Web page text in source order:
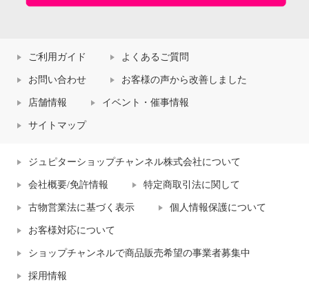
ご利用ガイド よくあるご質問
お問い合わせ お客様の声から改善しました
店舗情報 イベント・催事情報
サイトマップ
ジュピターショップチャンネル株式会社について
会社概要/免許情報 特定商取引法に関して
古物営業法に基づく表示 個人情報保護について
お客様対応について
ショップチャンネルで商品販売希望の事業者募集中
採用情報